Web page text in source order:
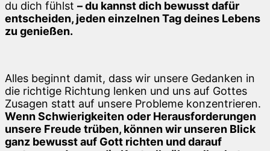
du dich fühlst –du kannst dich bewusst dafür
entscheiden, jeden einzelnen Tag deines Lebens
zu genießen.
Alles beginnt damit, dass wir unsere Gedanken in
die richtige Richtung lenken und uns auf Gottes
Zusagen statt auf unsere Probleme konzentrieren.
Wenn Schwierigkeiten oder Herausforderungen
unsere Freude trüben, können wir unseren Blick
ganz bewusst auf Gott richten und darauf